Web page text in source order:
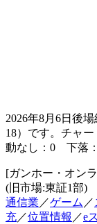
2026年8月6日後
18）です。チャ
動なし：0 下落
[ガンホー・オン
(旧市場:東証1部)
通信業 ／ゲーム ／
充／位置情報 ／e